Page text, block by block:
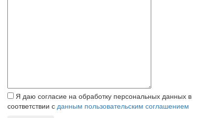
Я даю согласие на обработку персональных данных в
соответствии с данным пользовательским соглашением